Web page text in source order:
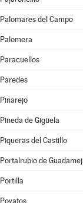
Palomares del Campo
Palomera
Paracuellos
Paredes
Pinarejo
Pineda de Gigüela
Piqueras del Castillo
Portalrubio de
Portilla
Poyatos